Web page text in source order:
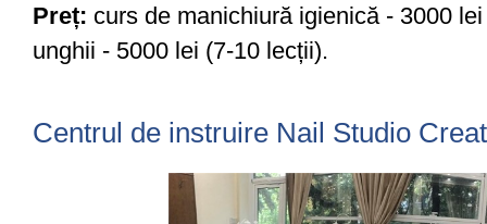
Preț: сurs de manichiură igienică - 3000
unghii - 5000 lei (7-10 lecții).
Centrul de instruire Nail Studio